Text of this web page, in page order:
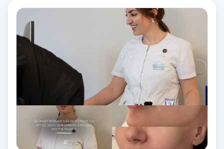
Ortopedi
Osteopati
Paraffinbehandling